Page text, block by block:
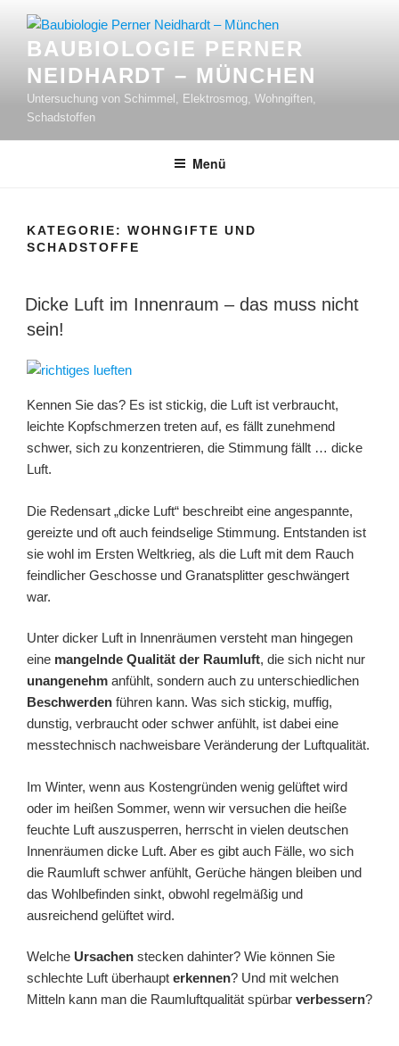
Inhalt
springenBAUBIOLOGIE PERNER
NEIDHARDT – MÜNCHEN
Untersuchung von Schimmel, Elektrosmog, Wohngiften,
Schadstoffen
Menü
KATEGORIE: WOHNGIFTE UND
SCHADSTOFFE
Dicke Luft im Innenraum – das muss nicht
sein!
Kennen Sie das? Es ist stickig, die Luft ist verbraucht,
leichte Kopfschmerzen treten auf, es fällt zunehmend
schwer, sich zu konzentrieren, die Stimmung fällt … dicke
Luft.
Die Redensart „dicke Luft“ beschreibt eine angespannte,
gereizte und oft auch feindselige Stimmung. Entstanden ist
sie wohl im Ersten Weltkrieg, als die Luft mit dem Rauch
feindlicher Geschosse und Granatsplitter geschwängert
war.
Unter dicker Luft in Innenräumen versteht man hingegen
eine mangelnde Qualität der Raumluft, die sich nicht nur
unangenehm anfühlt, sondern auch zu unterschiedlichen
Beschwerden führen kann. Was sich stickig, muffig,
dunstig, verbraucht oder schwer anfühlt, ist dabei eine
messtechnisch nachweisbare Veränderung der Luftqualität.
Im Winter, wenn aus Kostengründen wenig gelüftet wird
oder im heißen Sommer, wenn wir versuchen die heiße
feuchte Luft auszusperren, herrscht in vielen deutschen
Innenräumen dicke Luft. Aber es gibt auch Fälle, wo sich
die Raumluft schwer anfühlt, Gerüche hängen bleiben und
das Wohlbefinden sinkt, obwohl regelmäßig und
ausreichend gelüftet wird.
Welche Ursachen stecken dahinter? Wie können Sie
schlechte Luft überhaupt erkennen? Und mit welchen
Mitteln kann man die Raumluftqualität spürbar verbessern?